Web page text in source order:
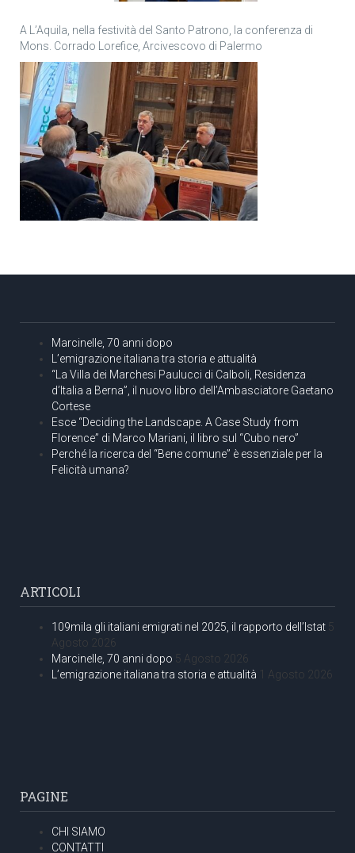
A L’Aquila, nella festività del Santo Patrono, la conferenza di
Mons. Corrado Lorefice, Arcivescovo di Palermo
Marcinelle, 70 anni dopo
L’emigrazione italiana tra storia e attualità
“La Villa dei Marchesi Paulucci di Calboli, Residenza
d’Italia a Berna”, il nuovo libro dell’Ambasciatore Gaetano
Cortese
Esce “Deciding the Landscape. A Case Study from
Florence” di Marco Mariani, il libro sul “Cubo nero”
Perché la ricerca del “Bene comune” è essenziale per la
Felicità umana?
ARTICOLI
109mila gli italiani emigrati nel 2025, il rapporto dell’Istat 5
Agosto 2026
Marcinelle, 70 anni dopo 5 Agosto 2026
L’emigrazione italiana tra storia e attualità 1 Agosto 2026
PAGINE
CHI SIAMO
CONTATTI